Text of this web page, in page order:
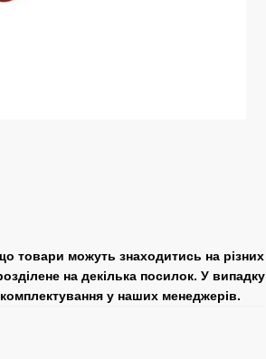
товари можуть знаходитись на різних
на декілька посилок. У випадку
у наших менеджерів.